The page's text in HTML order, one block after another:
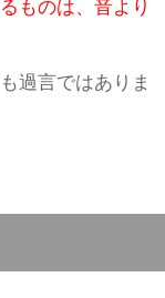
ものは、音より
過言ではありま